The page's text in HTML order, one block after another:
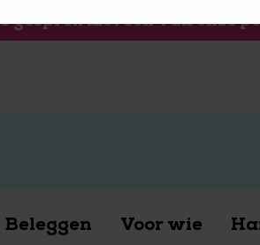
gesprek met een van onze
Beleggen Voor wie